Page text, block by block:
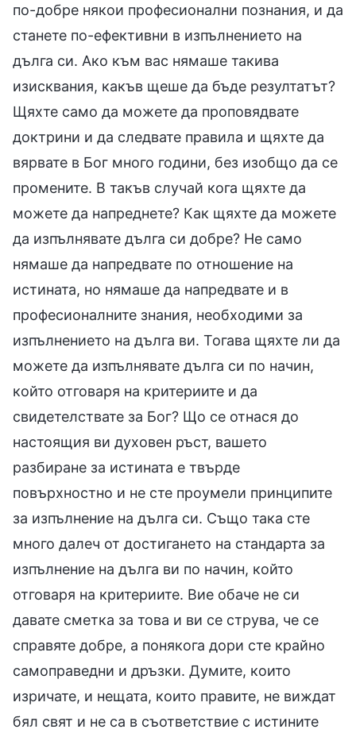
по-добре някои професионални познания, и да
станете по-ефективни в изпълнението на
дълга си. Ако към вас нямаше такива
изисквания, какъв щеше да бъде резултатът?
Щяхте само да можете да проповядвате
доктрини и да следвате правила и щяхте да
вярвате в Бог много години, без изобщо да се
промените. В такъв случай кога щяхте да
можете да напреднете? Как щяхте да можете
да изпълнявате дълга си добре? Не само
нямаше да напредвате по отношение на
истината, но нямаше да напредвате и в
професионалните знания, необходими за
изпълнението на дълга ви. Тогава щяхте ли да
можете да изпълнявате дълга си по начин,
който отговаря на критериите и да
свидетелствате за Бог? Що се отнася до
настоящия ви духовен ръст, вашето
разбиране за истината е твърде
повърхностно и не сте проумели принципите
за изпълнение на дълга си. Също така сте
много далеч от достигането на стандарта за
изпълнение на дълга ви по начин, който
отговаря на критериите. Вие обаче не си
давате сметка за това и ви се струва, че се
справяте добре, а понякога дори сте крайно
самоправедни и дръзки. Думите, които
изричате, и нещата, които правите, не виждат
бял свят и не са в съответствие с истините